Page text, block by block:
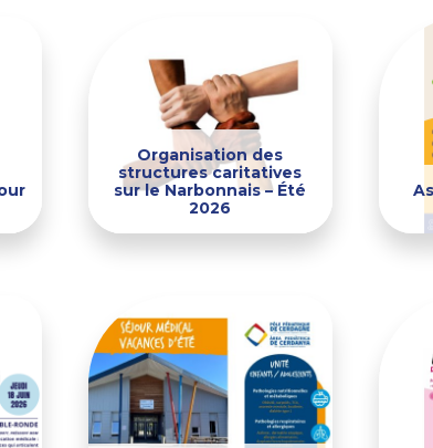
Organisation des
structures caritatives
sur le Narbonnais – Été
2026